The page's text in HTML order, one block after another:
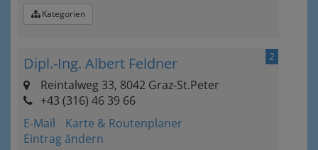
Kategorien
2
Dipl.-Ing. Albert Feldner
Reintalweg 33, 8042 Graz-St.Peter
+43 (316) 46 39 66
E-Mail
Karte & Routenplaner
Eintrag ändern